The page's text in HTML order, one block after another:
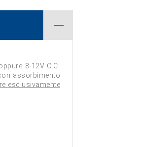
8-12V C.C.
assorbimento
esclusivamente